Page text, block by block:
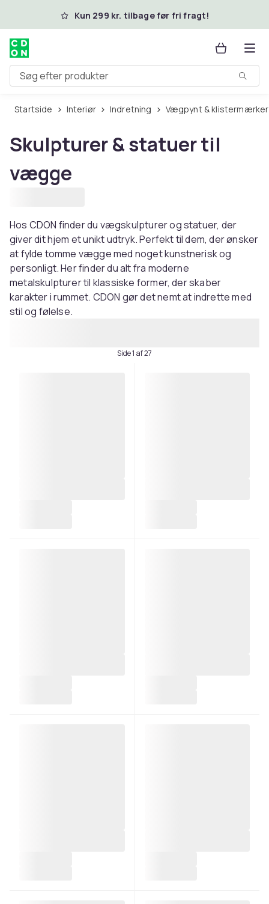
Spring til hovedindhold
Kun 299 kr. tilbage før fri fragt!
Søg efter produkter
Startside Interiør Indretning Vægpynt & klistermærker
Skulpturer & statuer til
vægge
Hos CDON finder du vægskulpturer og statuer, der
giver dit hjem et unikt udtryk. Perfekt til dem, der ønsker
at fylde tomme vægge med noget kunstnerisk og
personligt. Her finder du alt fra moderne
metalskulpturer til klassiske former, der skaber
karakter i rummet. CDON gør det nemt at indrette med
stil og følelse.
Side 1 af 27